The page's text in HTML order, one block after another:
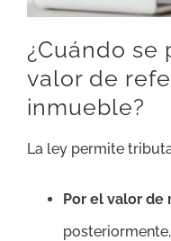
¿Cuándo se
valor de
inmueble?
La ley permite
Por el valor de